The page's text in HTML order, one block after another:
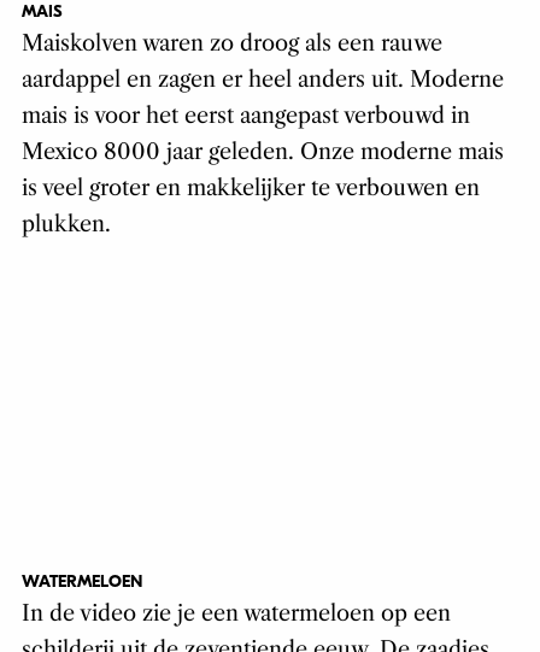
MAIS
Maiskolven waren zo droog als een rauwe
aardappel en zagen er heel anders uit. Moderne
mais is voor het eerst aangepast verbouwd in
Mexico 8000 jaar geleden. Onze moderne mais
is veel groter en makkelijker te verbouwen en
plukken.
WATERMELOEN
In de video zie je een watermeloen op een